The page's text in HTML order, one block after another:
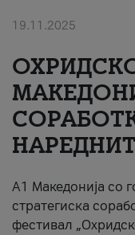
#ПодобарОнлајн
19.11.2025
A1 Македонија со
стратегиска
фестивал